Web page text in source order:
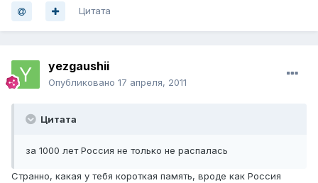
Цитата
yezgaushii
Опубликовано 17 апреля, 2011
Цитата
за 1000 лет Россия не только не распалась
Странно, какая у тебя короткая память, вроде как Россия